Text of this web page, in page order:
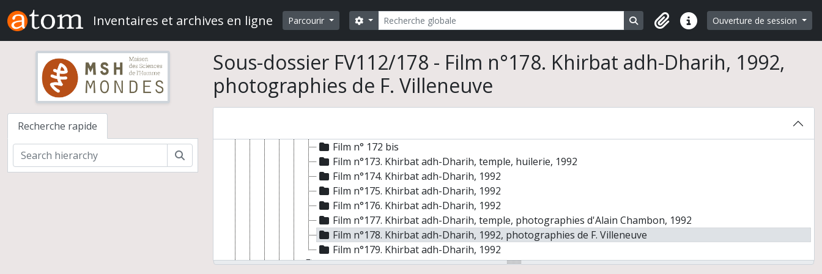
Skip to main content
Inventaires et archives en ligne Parcourir Rechercher
Search options Search in browse page
Liens rapidesOuverture de session
Recherche rapide
Rechercher
Sous-dossier FV112/178 - Film n°178. Khirbat adh-Dharih, 1992,
photographies de F. Villeneuve
Campagne 1992, Khirbat adh-Dharih, films n°165-179
Film n°165. Khirbat adh-Dharih, monnaie et noyaux d'olives (matériel de 1984), 1992
Film n° 166
Film n°167. Innkhil (Hauran), Khirbat adh-Dharih, 1992
Film n°168. Khirbat adh-Dharih, temple, 1992
Film n°169. Khirbat adh-Dharih, temple, 1992
Film n° 172 bis
Film n°173. Khirbat adh-Dharih, temple, huilerie, 1992
Film n°174. Khirbat adh-Dharih, 1992
Film n°175. Khirbat adh-Dharih, 1992
Film n°176. Khirbat adh-Dharih, 1992
Film n°177. Khirbat adh-Dharih, temple, photographies d'Alain Chambon, 1992
Film n°178. Khirbat adh-Dharih, 1992, photographies de F. Villeneuve
Film n°179. Khirbat adh-Dharih, 1992
Campagne 1993, Khirbat adh-Dharih, films n°180-210